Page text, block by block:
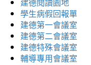
學生病假回報單
建德第一會議室
建德第二會議室
建德特殊會議室
輔導專用會議室